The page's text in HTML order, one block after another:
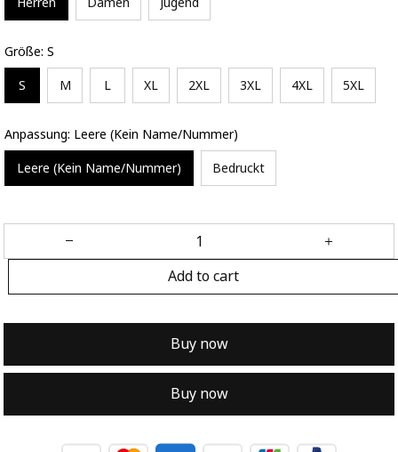
Größe: S
S M L XL 2XL 3XL 4XL 5XL
Anpassung: Leere (Kein Name/Nummer)
Leere (Kein Name/Nummer) Bedruckt
Add to cart
Buy now
Buy now